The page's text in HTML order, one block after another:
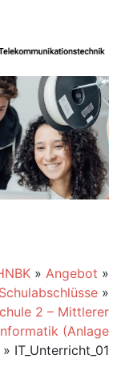
» Angebot »
Schulabschlüsse»
2 – Mittlerer
(Anlage
» IT_Unterricht_01